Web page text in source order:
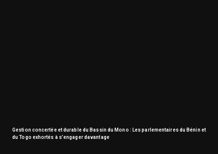
Gestion concertée et durable du Bassin du Mono : Les parlementaires du Bénin et
du Togo exhortés à s’engager davantage